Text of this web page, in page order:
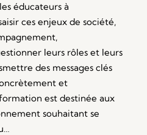
éducateurs à
ces enjeux de société,
leurs rôles et leurs
des messages clés
et
est destinée aux
souhaitant se